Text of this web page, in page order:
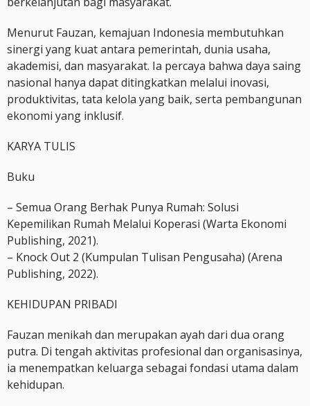
Menurut Fauzan, kemajuan Indonesia membutuhkan
sinergi yang kuat antara pemerintah, dunia usaha,
akademisi, dan masyarakat. Ia percaya bahwa daya saing
nasional hanya dapat ditingkatkan melalui inovasi,
produktivitas, tata kelola yang baik, serta pembangunan
ekonomi yang inklusif.
KARYA TULIS
Buku
– Semua Orang Berhak Punya Rumah: Solusi
Kepemilikan Rumah Melalui Koperasi (Warta Ekonomi
Publishing, 2021).
– Knock Out 2 (Kumpulan Tulisan Pengusaha) (Arena
Publishing, 2022).
KEHIDUPAN PRIBADI
Fauzan menikah dan merupakan ayah dari dua orang
putra. Di tengah aktivitas profesional dan organisasinya,
ia menempatkan keluarga sebagai fondasi utama dalam
kehidupan.